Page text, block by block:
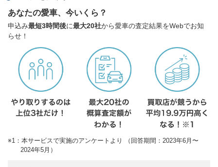
あなたの愛車、今いくら？
申込み最短3時間後に最大20社から愛車の査定結果をWebでお知
らせ！
※1：本サービスで実施のアンケートより （回答期間：2023年6月〜
2024年5月）